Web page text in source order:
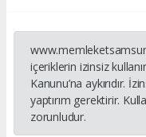
içeriklerin izinsiz
Kanunu’na aykırıdır.
yaptırım gerektirir.
zorunludur.